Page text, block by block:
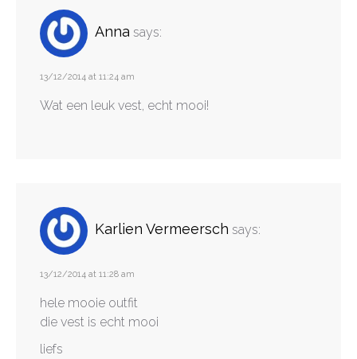
Anna says:
13/12/2014 at 11:24 am
Wat een leuk vest, echt mooi!
Karlien Vermeersch says:
13/12/2014 at 11:28 am
hele mooie outfit
die vest is echt mooi
liefs